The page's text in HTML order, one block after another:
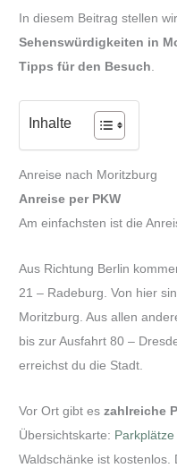
In diesem Beitrag stellen
Sehenswürdigkeiten in
Tipps für den Besuch.
Inhalte
Anreise nach Moritzburg
Anreise per PKW
Am einfachsten ist die
Aus Richtung Berlin
21 – Radeburg. Von hier
Moritzburg. Aus allen
bis zur Ausfahrt 80 –
erreichst du die Stadt.
Vor Ort gibt eszahlreiche
Übersichtskarte:
Waldschänke ist